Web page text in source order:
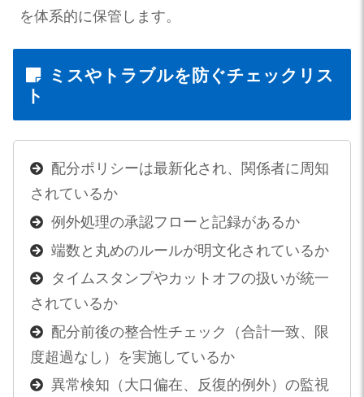
を体系的に保管します。
ミスやトラブルを防ぐチェックリス
ト
配分ポリシーは最新化され、関係者に周知
されているか
例外処理の承認フローと記録があるか
端数と丸めのルールが明文化されているか
タイムスタンプやカットオフの扱いが統一
されているか
配分前後の整合性チェック（合計一致、限
度超過なし）を実施しているか
異常検知（大口偏在、反復的例外）の監視